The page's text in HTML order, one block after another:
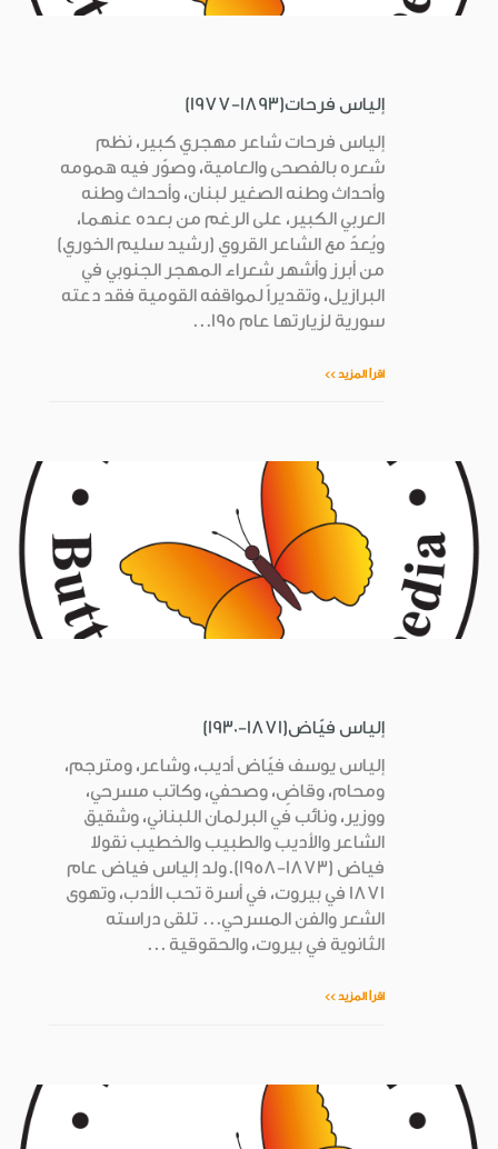
إلياس فرحات(1893-1977)
إلياس فرحات شاعر مهجري كبير، نظم
شعره بالفصحى والعامية، وصوّر فيه همومه
وأحداث وطنه الصغير لبنان، وأحداث وطنه
العربي الكبير، على الرغم من بعده عنهما،
ويُعدّ مع الشاعر القروي (رشيد سليم الخوري)
من أبرز وأشهر شعراء المهجر الجنوبي في
البرازيل، وتقديراً لمواقفه القومية فقد دعته
سورية لزيارتها عام 195...
اقرأ المزيد >>
إلياس فيّاض(1871-1930)
إلياس يوسف فيّاض أديب، وشاعر، ومترجم،
ومحام، وقاضٍ، وصحفي، وكاتب مسرحي،
ووزير، ونائب في البرلمان اللبناني، وشقيق
الشاعر والأديب والطبيب والخطيب نقولا
فياض (1873-1958).ولد إلياس فياض عام
1871 في بيروت، في أسرة تحب الأدب، وتهوى
الشعر والفن المسرحي... تلقى دراسته
الثانوية في بيروت، والحقوقية ...
اقرأ المزيد >>